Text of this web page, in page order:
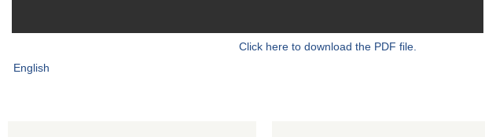
Click here to download the PDF file.
English